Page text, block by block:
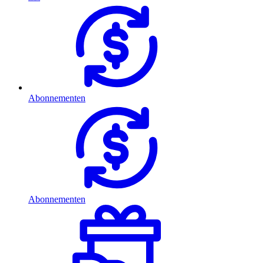
Abonnementen
Abonnementen